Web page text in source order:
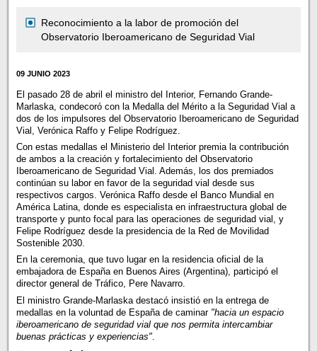
Reconocimiento a la labor de promoción del
Observatorio Iberoamericano de Seguridad Vial
09 JUNIO 2023
El pasado 28 de abril el ministro del Interior, Fernando Grande-
Marlaska, condecoró con la Medalla del Mérito a la Seguridad Vial a
dos de los impulsores del Observatorio Iberoamericano de Seguridad
Vial, Verónica Raffo y Felipe Rodríguez.
Con estas medallas el Ministerio del Interior premia la contribución
de ambos a la creación y fortalecimiento del Observatorio
Iberoamericano de Seguridad Vial. Además, los dos premiados
continúan su labor en favor de la seguridad vial desde sus
respectivos cargos. Verónica Raffo desde el Banco Mundial en
América Latina, donde es especialista en infraestructura global de
transporte y punto focal para las operaciones de seguridad vial, y
Felipe Rodríguez desde la presidencia de la Red de Movilidad
Sostenible 2030.
En la ceremonia, que tuvo lugar en la residencia oficial de la
embajadora de España en Buenos Aires (Argentina), participó el
director general de Tráfico, Pere Navarro.
El ministro Grande-Marlaska destacó insistió en la entrega de
medallas en la voluntad de España de caminar "hacia un espacio
iberoamericano de seguridad vial que nos permita intercambiar
buenas prácticas y experiencias".